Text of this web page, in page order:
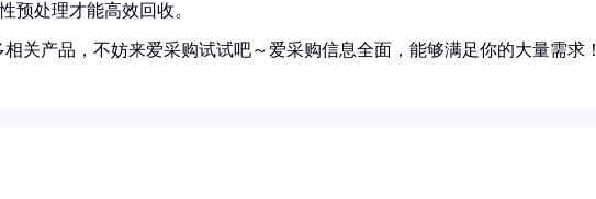
预处理才能高效回收。
关产品，不妨来爱采购试试吧～爱采购信息全面，能够满足你的大量需求！